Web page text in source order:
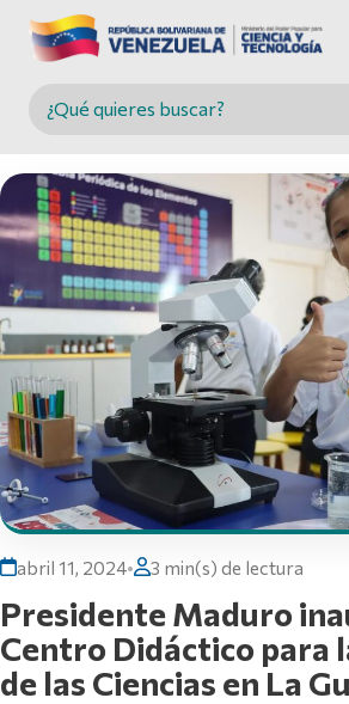
Buscar en MINCYT
abril 11, 2024• 3 min(s) de lectura
Presidente Maduro
Centro Didáctico para
de las Ciencias en La